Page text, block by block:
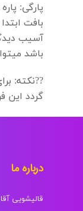
پارگی:
بافت
آسیب
باشد
??نکته:
گردد این
درباره ما
قالیشویی